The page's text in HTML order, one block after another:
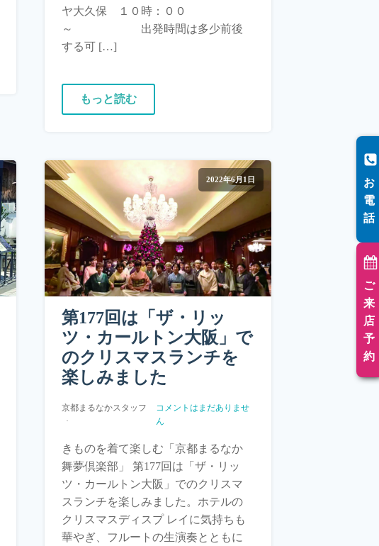
ヤ大久保 １０時：００
～ 出発時間は多少前後
する可 […]
もっと読む
2022年6月1日
第177回は「ザ・リッ
ツ・カールトン大阪」で
のクリスマスランチを
楽しみました
京都まるなかスタッフ
コメントはまだありませ
ん
きものを着て楽しむ「京都まるなか
舞夢倶楽部」 第177回は「ザ・リッ
ツ・カールトン大阪」でのクリスマ
スランチを楽しみました。ホテルの
クリスマスディスプ レイに気持ちも
華やぎ、フルートの生演奏とともに
お
電
話
ご
来
店
予
約